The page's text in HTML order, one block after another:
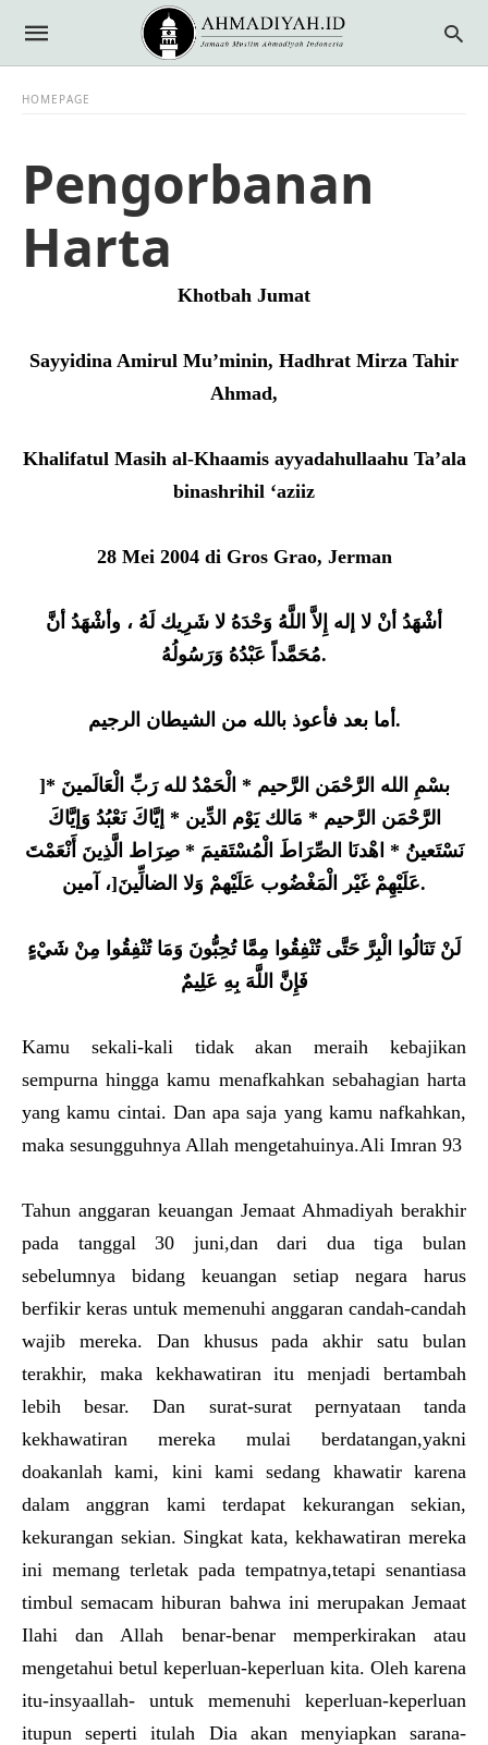
HOMEPAGE
Pengorbanan
Harta
Khotbah Jumat
Sayyidina Amirul Mu’minin, Hadhrat Mirza Tahir
Ahmad,
Khalifatul Masih al-Khaamis ayyadahullaahu Ta’ala
binashrihil ‘aziiz
28 Mei 2004 di Gros Grao, Jerman
أشْهَدُ أنْ لا إله إِلاَّ اللَّهُ وَحْدَهُ لا شَرِيك لَهُ ، وأشْهَدُ أنَّ
مُحَمَّداً عَبْدُهُ وَرَسُولُهُ.
أما بعد فأعوذ بالله من الشيطان الرجيم.
]بسْمِ الله الرَّحْمَن الرَّحيم * الْحَمْدُ لله رَبِّ الْعَالَمينَ *
الرَّحْمَن الرَّحيم * مَالك يَوْم الدِّين * إيَّاكَ نَعْبُدُ وَإيَّاكَ
نَسْتَعينُ * اهْدنَا الصِّرَاطَ الْمُسْتَقيمَ * صِرَاط الَّذِينَ أَنْعَمْتَ
عَلَيْهِمْ غَيْر الْمَغْضُوب عَلَيْهمْ وَلا الضالِّينَ[، آمين.
لَنْ تَنَالُوا الْبِرَّ حَتَّى تُنْفِقُوا مِمَّا تُحِبُّونَ وَمَا تُنْفِقُوا مِنْ شَيْءٍ
فَإِنَّ اللَّهَ بِهِ عَلِيمٌ
Kamu sekali-kali tidak akan meraih kebajikan
sempurna hingga kamu menafkahkan sebahagian harta
yang kamu cintai. Dan apa saja yang kamu nafkahkan,
maka sesungguhnya Allah mengetahuinya.Ali Imran 93
Tahun anggaran keuangan Jemaat Ahmadiyah berakhir
pada tanggal 30 juni,dan dari dua tiga bulan
sebelumnya bidang keuangan setiap negara harus
berfikir keras untuk memenuhi anggaran candah-candah
wajib mereka. Dan khusus pada akhir satu bulan
terakhir, maka kekhawatiran itu menjadi bertambah
lebih besar. Dan surat-surat pernyataan tanda
kekhawatiran mereka mulai berdatangan,yakni
doakanlah kami, kini kami sedang khawatir karena
dalam anggran kami terdapat kekurangan sekian,
kekurangan sekian. Singkat kata, kekhawatiran mereka
ini memang terletak pada tempatnya,tetapi senantiasa
timbul semacam hiburan bahwa ini merupakan Jemaat
Ilahi dan Allah benar-benar memperkirakan atau
mengetahui betul keperluan-keperluan kita. Oleh karena
itu-insyaallah- untuk memenuhi keperluan-keperluan
itupun seperti itulah Dia akan menyiapkan sarana-